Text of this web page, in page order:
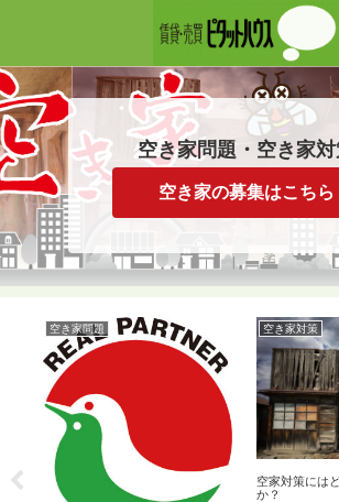
空き家問題・空き家
空き家の募集はこちら
空き家問題 空き家対策
空家対策には
か？